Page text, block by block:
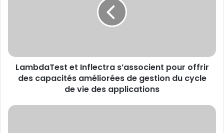
améliorées
gestion
de
LambdaTest et Inflectra s’associent pour offrir
des capacités améliorées de gestion du cycle
de vie des applications
Capcom